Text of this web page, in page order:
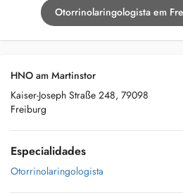
Otorrinolaringologista em
HNO am Martinstor
Kaiser-Joseph Straße 248, 79098
Freiburg
Especialidades
Otorrinolaringologista